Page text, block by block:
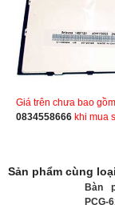
Giá trên chưa bao
0834558666 khi mua
Sản phẩm cùng
Bàn